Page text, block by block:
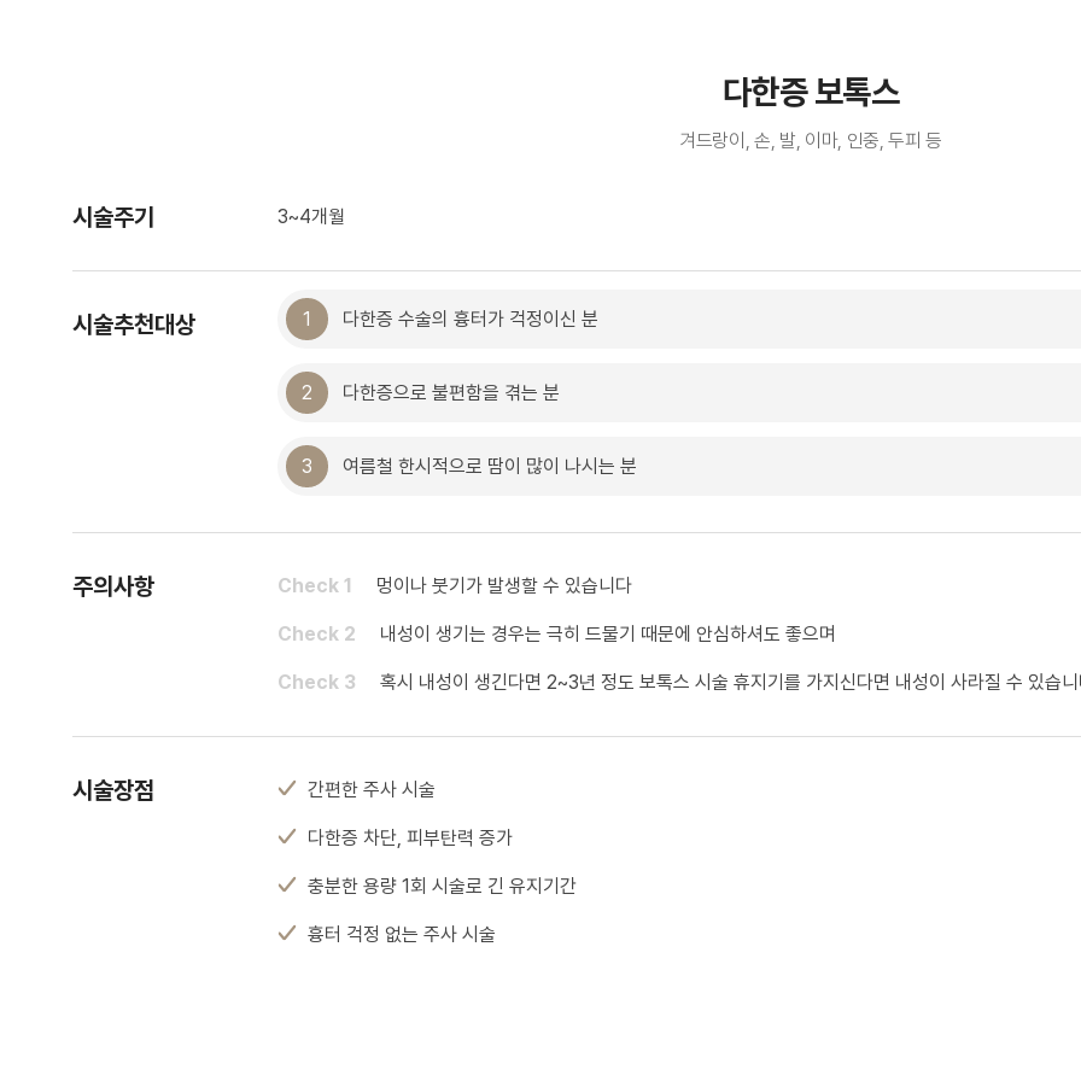
다한증 보톡스
겨드랑이, 손, 발, 이마, 인중, 두피 등
시술주기 3~4개월
시술추천대상 1 다한증 수술의 흉터가 걱정이신 분
2 다한증으로 불편함을 겪는 분
3 여름철 한시적으로 땀이 많이 나시는 분
주의사항 Check 1 멍이나 붓기가 발생할 수 있습니다
Check 2 내성이 생기는 경우는 극히 드물기 때문에 안심하셔도 좋으며
Check 3 혹시 내성이 생긴다면 2~3년 정도 보톡스 시술 휴지기를 가지신다면 내성이 사라질 수 있습
시술장점 간편한 주사 시술
다한증 차단, 피부탄력 증가
충분한 용량 1회 시술로 긴 유지기간
흉터 걱정 없는 주사 시술